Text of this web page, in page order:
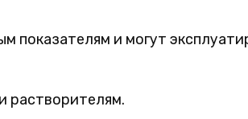
показателям и могут
растворителям.